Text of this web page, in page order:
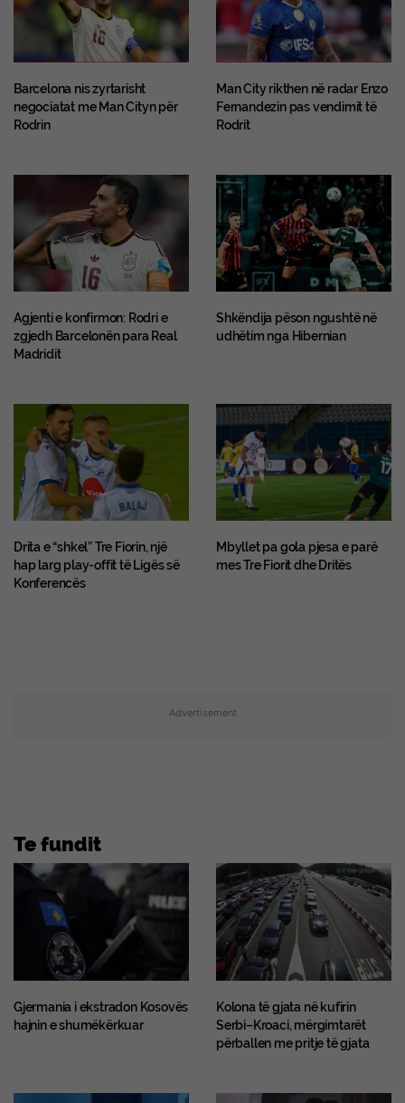
Barcelona nis zyrtarisht
negociatat me Man Cityn për
Rodrin
Man City rikthen në radar Enzo
Fernandezin pas vendimit të
Rodrit
Agjenti e konfirmon: Rodri e
zgjedh Barcelonën para Real
Madridit
Shkëndija pëson ngushtë në
udhëtim nga Hibernian
Drita e “shkel” Tre Fiorin, një
hap larg play-offit të Ligës së
Konferencës
Mbyllet pa gola pjesa e parë
mes Tre Fiorit dhe Dritës
Advertisement
Te fundit
Gjermania i ekstradon Kosovës
hajnin e shumëkërkuar
Kolona të gjata në kufirin
Serbi–Kroaci, mërgimtarët
përballen me pritje të gjata